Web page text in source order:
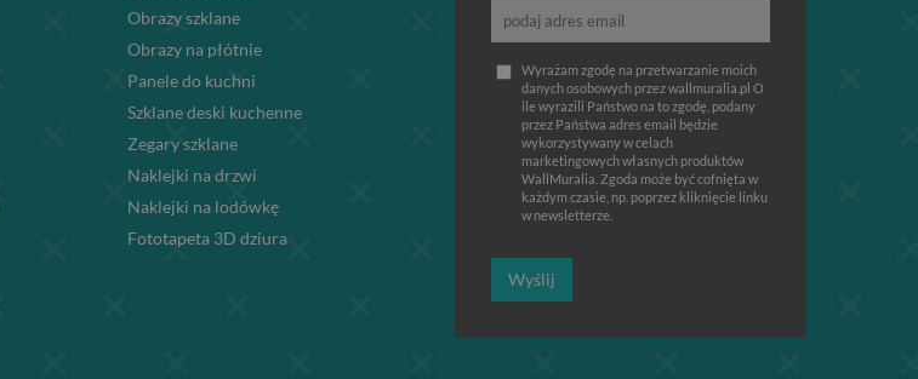
Obrazy szklane
Obrazy na płótnie
Panele do kuchni
Szklane deski kuchenne
Zegary szklane
Naklejki na drzwi
Naklejki na lodówkę
Fototapeta 3D dziura
Wyrażam zgodę na przetwarzanie moich
danych osobowych przez wallmuralia.pl O
ile wyrazili Państwo na to zgodę, podany
przez Państwa adres email będzie
wykorzystywany w celach
marketingowych własnych produktów
WallMuralia. Zgoda może być cofnięta w
każdym czasie, np. poprzez kliknięcie linku
w newsletterze.
Wyślij